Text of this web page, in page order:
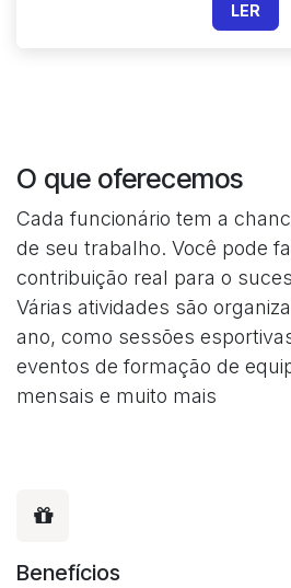
LER
O que oferecemos
Cada funcionário tem a
de seu trabalho. Você pode
contribuição real para o
Várias atividades são
ano, como sessões
eventos de formação de
mensais e muito mais
Benefícios